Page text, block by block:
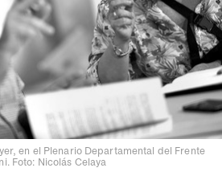
en el Plenario Departamental del Frente
Foto: Nicolás Celaya